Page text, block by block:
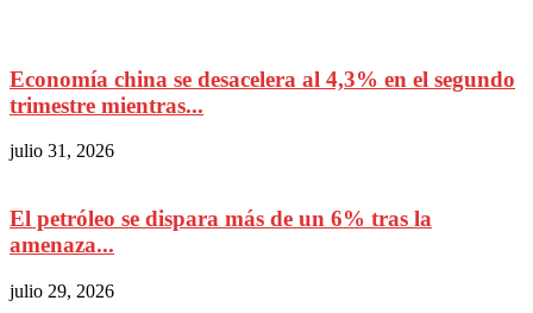
Economía china se desacelera al 4,3% en el segundo
trimestre mientras...
julio 31, 2026
El petróleo se dispara más de un 6% tras la
amenaza...
julio 29, 2026